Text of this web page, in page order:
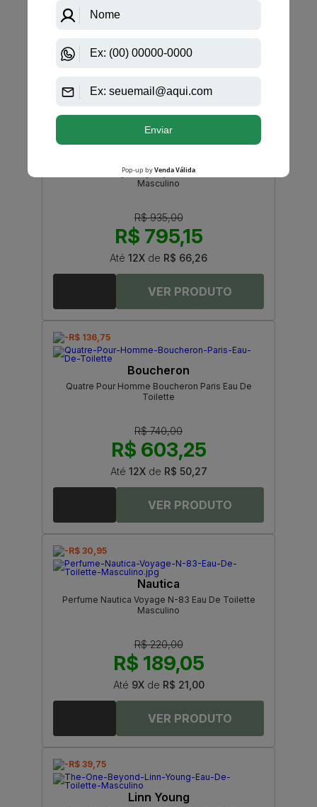
R$ 123,50
Le Sel Dissey Issey Miyake Eau De Toilette
Masculino
R$ 935,00
R$ 795,15
Até 12X de R$ 66,26
-R$ 136,75
Boucheron
Quatre Pour Homme Boucheron Paris Eau De
Toilette
R$ 740,00
R$ 603,25
Até 12Xde R$ 50,27
-R$ 30,95
Nautica
Perfume Nautica Voyage N-83 Eau De Toilette
Masculino
R$ 220,00
R$ 189,05
Até 9Xde R$ 21,00
-R$ 39,75
Linn Young